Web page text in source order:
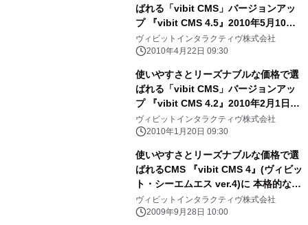
ばれる「vibit CMS」バージョンアッ
プ 『vibit CMS 4.5』2010年5月10
日、正式リリース！！
ヴィビットインタラクティヴ株式会社
2010年4月22日 09:30
使いやすさとリーズナブルな価格で選
ばれる「vibit CMS」バージョンアッ
プ 『vibit CMS 4.2』2010年2月1日、
正式リリース！！
ヴィビットインタラクティヴ株式会社
2010年1月20日 09:30
使いやすさとリーズナブルな価格で選
ばれるCMS 『vibit CMS 4』(ヴィビッ
ト・シーエムエス ver.4)に 本格的な公
開承認ワークフロー機能を搭載
『vibit CMS 4 アドバンス』10月1日
ヴィビットインタラクティヴ株式会社
2009年9月28日 10:00